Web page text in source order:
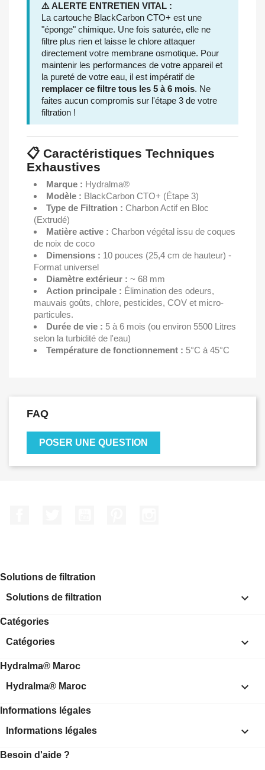
⚠️ ALERTE ENTRETIEN VITAL :
La cartouche BlackCarbon CTO+ est une
"éponge" chimique. Une fois saturée, elle ne
filtre plus rien et laisse le chlore attaquer
directement votre membrane osmotique. Pour
maintenir les performances de votre appareil et
la pureté de votre eau, il est impératif de
remplacer ce filtre tous les 5 à 6 mois. Ne
faites aucun compromis sur l'étape 3 de votre
filtration !
📋 Caractéristiques Techniques
Exhaustives
Marque : Hydralma®
Modèle : BlackCarbon CTO+ (Étape 3)
Type de Filtration : Charbon Actif en Bloc
(Extrudé)
Matière active : Charbon végétal issu de coques
de noix de coco
Dimensions : 10 pouces (25,4 cm de hauteur) -
Format universel
Diamètre extérieur : ~ 68 mm
Action principale : Élimination des odeurs,
mauvais goûts, chlore, pesticides, COV et micro-
particules.
Durée de vie : 5 à 6 mois (ou environ 5500 Litres
selon la turbidité de l'eau)
Température de fonctionnement : 5°C à 45°C
FAQ
POSER UNE QUESTION
Solutions de filtration
Solutions de filtration

Catégories
Catégories

Hydralma® Maroc
Hydralma® Maroc

Informations légales
Informations légales

Besoin d'aide ?